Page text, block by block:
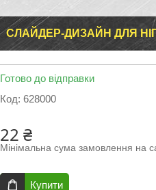
СЛАЙДЕР-ДИЗАЙН ДЛЯ
Готово до відправки
Код: 628000
22 ₴
Мінімальна сума замовлення на
Купити